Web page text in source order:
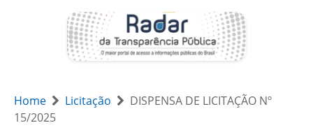
Home Licitação
DISPENSA DE LICITAÇÃO Nº
15/2025